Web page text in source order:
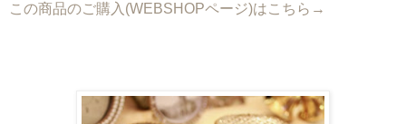
この商品のご購入(WEBSHOPページ)はこちら→